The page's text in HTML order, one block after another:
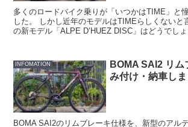
多くのロードバイク乗りが「いつかはTIME」と
した。 しかし近年のモデルはTIMEらしくないと
の新モデル「ALPE D’HUEZ DISC」はどうでしょ
INFOMATION
BOMA SAI2 リム
み付け・納車し
BOMA SAI2のリムブレーキ仕様を、新型のアル